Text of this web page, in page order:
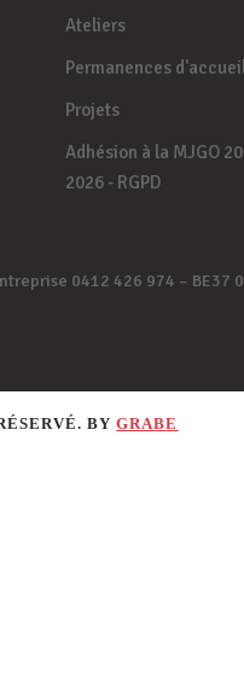
Ateliers
Permanences
Projets
Adhésion à la MJGO
2026 - RGPD
0412 426 974 – BE37
BYGRABE